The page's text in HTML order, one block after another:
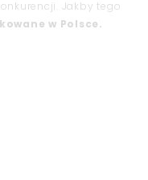
Jakby tego
w Polsce.